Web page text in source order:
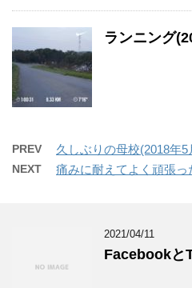
ランニング
PREV 久しぶりの母校(2018年5
NEXT 痛みに耐えてよく頑張っ
2021/04/11
Facebookと